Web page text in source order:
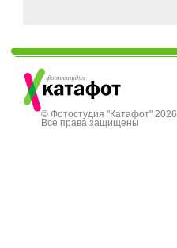
© Фотостудия "Катафот" 2026.
Все права защищены